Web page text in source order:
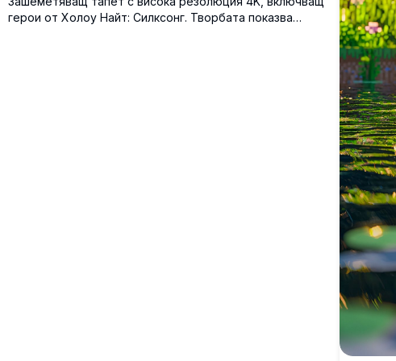
герои от Холоу Найт: Силксонг. Творбата показва